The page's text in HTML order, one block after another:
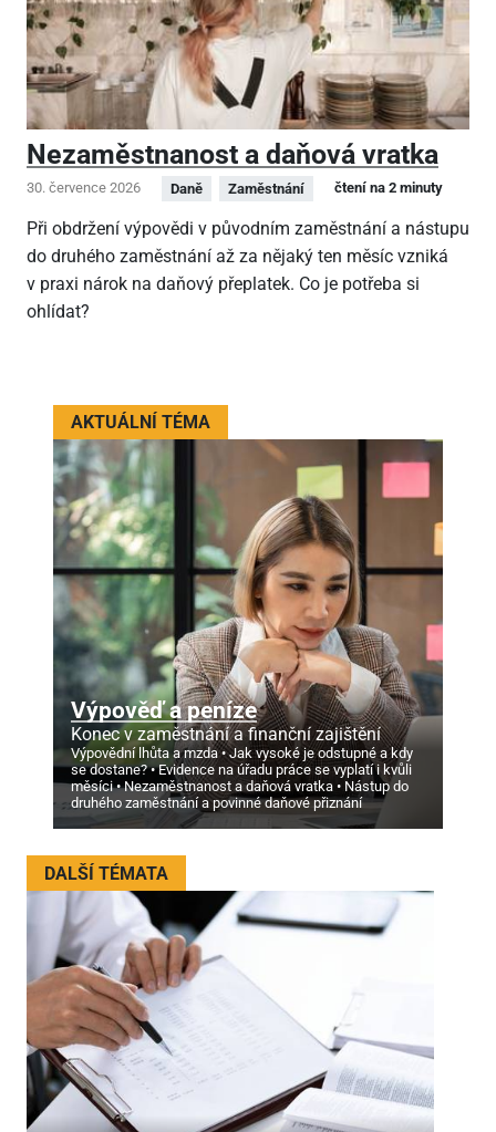
Nezaměstnanost a daňová vratka
30. července 2026 Daně Zaměstnání čtení na 2 minuty
Při obdržení výpovědi v původním zaměstnání a nástupu
do druhého zaměstnání až za nějaký ten měsíc vzniká
v praxi nárok na daňový přeplatek. Co je potřeba si
ohlídat?
AKTUÁLNÍ TÉMA
Výpověď a peníze
Konec v zaměstnání a finanční zajištění
Výpovědní lhůta a mzda
Jak vysoké je odstupné a kdy
se dostane?
Evidence na úřadu práce se vyplatí i kvůli
měsíci
Nezaměstnanost a daňová vratka
Nástup do
druhého zaměstnání a povinné daňové přiznání
DALŠÍ TÉMATA